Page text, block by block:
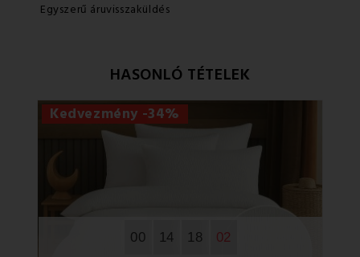
Egyszerű áruvisszaküldés
HASONLÓ TÉTELEK
Kedvezmény -34%
00 14 18 01